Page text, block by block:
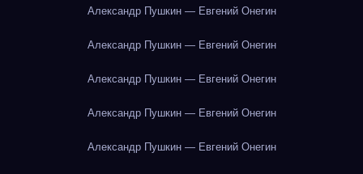
Александр Пушкин — Евгений Онегин
Александр Пушкин — Евгений Онегин
Александр Пушкин — Евгений Онегин
Александр Пушкин — Евгений Онегин
Александр Пушкин — Евгений Онегин